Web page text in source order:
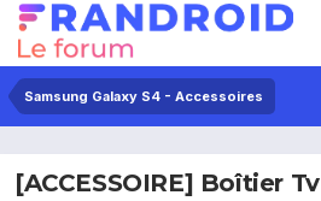
Samsung Galaxy S4 - Accessoires
[ACCESSOIRE] Boîtier Tv